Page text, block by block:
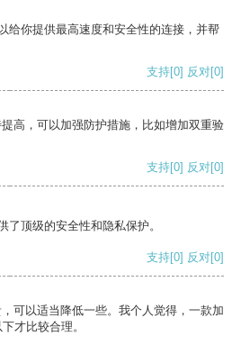
给你提供最高速度和安全性的连接，并帮
支持[0] 反对[0]
高，可以加强防护措施，比如增加双重验
支持[0] 反对[0]
顶级的安全性和隐私保护。
支持[0] 反对[0]
可以适当降低一些。我个人觉得，一款加
才比较合理。